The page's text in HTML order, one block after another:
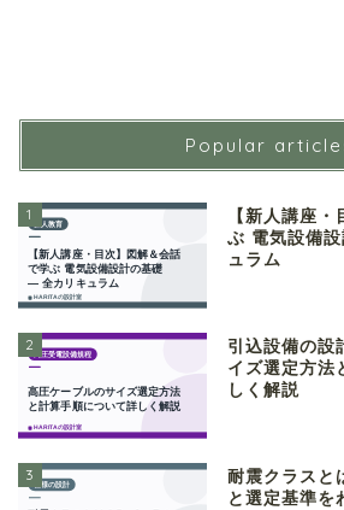
Popular
1
【新人講座
ぶ 電気設備
ュラム
2
引込設備の設
イズ選定方法
しく解説
3
耐震クラスと
と選定基準を